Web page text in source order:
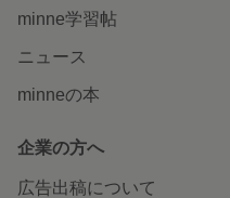
minne学習帖
ニュース
minneの本
企業の方へ
広告出稿について